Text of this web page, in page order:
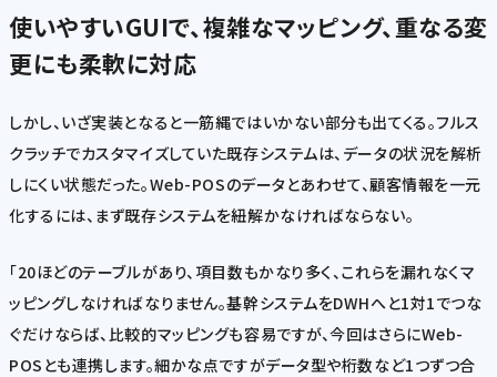
使いやすいGUIで、複雑なマッピング、重なる変
更にも柔軟に対応
しかし、いざ実装となると一筋縄ではいかない部分も出てくる。フルス
クラッチでカスタマイズしていた既存システムは、データの状況を解析
しにくい状態だった。Web-POSのデータとあわせて、顧客情報を一元
化するには、まず既存システムを紐解かなければならない。
「20ほどのテーブルがあり、項目数もかなり多く、これらを漏れなくマ
ッピングしなければなりません。基幹システムをDWHへと1対1でつな
ぐだけならば、比較的マッピングも容易ですが、今回はさらにWeb-
POSとも連携します。細かな点ですがデータ型や桁数など1つずつ合